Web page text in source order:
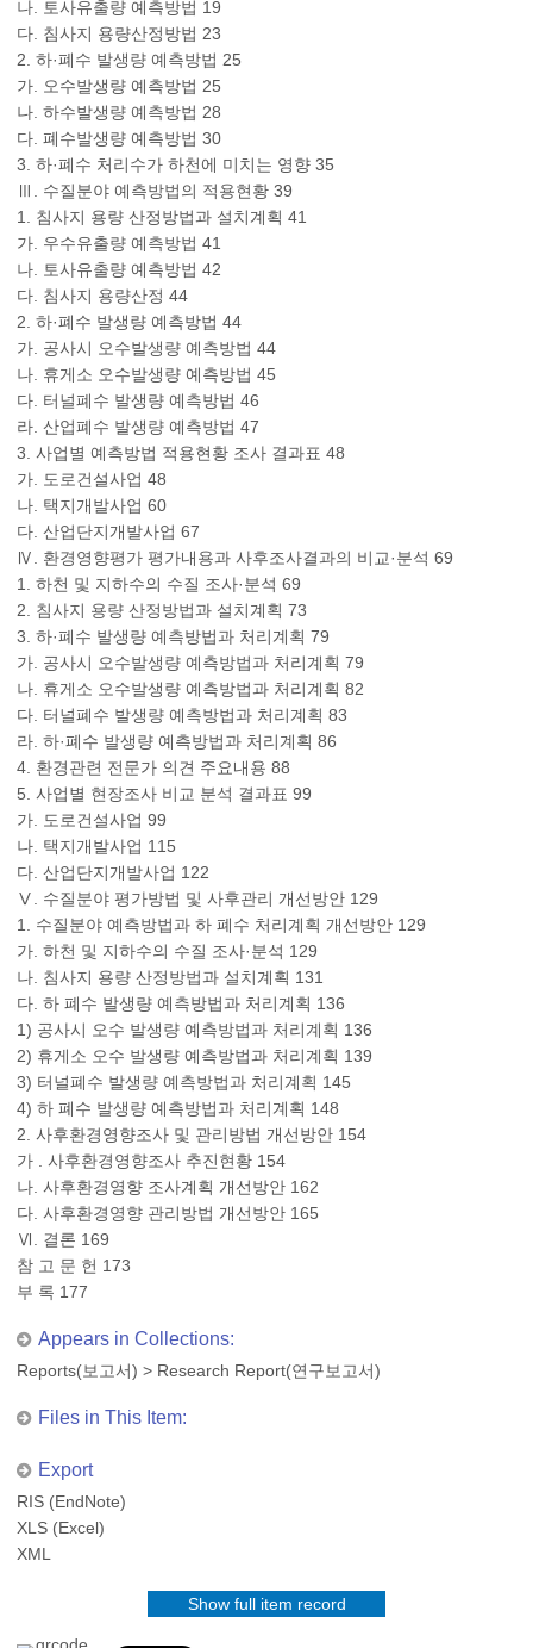
나. 토사유출량 예측방법 19
다. 침사지 용량산정방법 23
2. 하·폐수 발생량 예측방법 25
가. 오수발생량 예측방법 25
나. 하수발생량 예측방법 28
다. 폐수발생량 예측방법 30
3. 하·폐수 처리수가 하천에 미치는 영향 35
Ⅲ. 수질분야 예측방법의 적용현황 39
1. 침사지 용량 산정방법과 설치계획 41
가. 우수유출량 예측방법 41
나. 토사유출량 예측방법 42
다. 침사지 용량산정 44
2. 하·폐수 발생량 예측방법 44
가. 공사시 오수발생량 예측방법 44
나. 휴게소 오수발생량 예측방법 45
다. 터널폐수 발생량 예측방법 46
라. 산업폐수 발생량 예측방법 47
3. 사업별 예측방법 적용현황 조사 결과표 48
가. 도로건설사업 48
나. 택지개발사업 60
다. 산업단지개발사업 67
Ⅳ. 환경영향평가 평가내용과 사후조사결과의 비교·분석 69
1. 하천 및 지하수의 수질 조사·분석 69
2. 침사지 용량 산정방법과 설치계획 73
3. 하·폐수 발생량 예측방법과 처리계획 79
가. 공사시 오수발생량 예측방법과 처리계획 79
나. 휴게소 오수발생량 예측방법과 처리계획 82
다. 터널폐수 발생량 예측방법과 처리계획 83
라. 하·폐수 발생량 예측방법과 처리계획 86
4. 환경관련 전문가 의견 주요내용 88
5. 사업별 현장조사 비교 분석 결과표 99
가. 도로건설사업 99
나. 택지개발사업 115
다. 산업단지개발사업 122
Ⅴ. 수질분야 평가방법 및 사후관리 개선방안 129
1. 수질분야 예측방법과 하 폐수 처리계획 개선방안 129
가. 하천 및 지하수의 수질 조사·분석 129
나. 침사지 용량 산정방법과 설치계획 131
다. 하 폐수 발생량 예측방법과 처리계획 136
1) 공사시 오수 발생량 예측방법과 처리계획 136
2) 휴게소 오수 발생량 예측방법과 처리계획 139
3) 터널폐수 발생량 예측방법과 처리계획 145
4) 하 폐수 발생량 예측방법과 처리계획 148
2. 사후환경영향조사 및 관리방법 개선방안 154
가 . 사후환경영향조사 추진현황 154
나. 사후환경영향 조사계획 개선방안 162
다. 사후환경영향 관리방법 개선방안 165
Ⅵ. 결론 169
참 고 문 헌 173
부 록 177
Appears in Collections:
Reports(보고서) > Research Report(연구보고서)
Files in This Item:
Export
RIS (EndNote)
XLS (Excel)
XML
Show full item record